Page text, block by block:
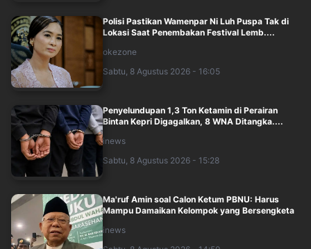
Polisi Pastikan Wamenpar Ni Luh Puspa Tak di
Lokasi Saat Penembakan Festival Lemb....
okezone
Sabtu, 8 Agustus 2026 - 16:05
Penyelundupan 1,3 Ton Ketamin di Perairan
Bintan Kepri Digagalkan, 8 WNA Ditangka....
inews
Sabtu, 8 Agustus 2026 - 15:28
Ma'ruf Amin soal Calon Ketum PBNU: Harus
Mampu Damaikan Kelompok yang Bersengketa
inews